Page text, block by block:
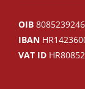
OIB
IBAN
VAT ID